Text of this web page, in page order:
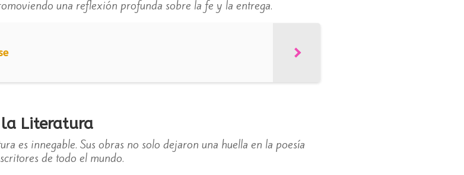
una reflexión profunda sobre la fe y la entrega.
la Literatura
es innegable. Sus obras no solo dejaron una huella en la poesía
de todo el mundo.